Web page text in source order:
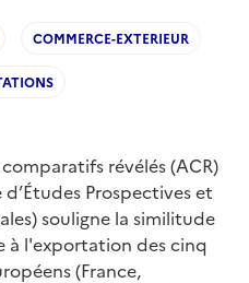
COMMERCE-EXTERIEUR
révélés (ACR)
Prospectives et
souligne la similitude
à l'exportation des cinq
(France,